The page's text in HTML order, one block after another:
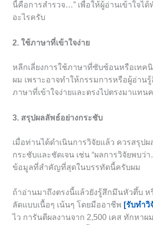
นี้คือการสำรวจ…” เพื่อให้ผู้อ่านเข้าใจไ
อะไรครับ
2. ใช้ภาษาที่เข้าใจง่าย
หลีกเลี่ยงการใช้ภาษาที่ซับซ้อนหรือเทค
ผม เพราะอาจทำให้กรรมการหรือผู้อ่านรู้
ภาษาที่เข้าใจง่ายและตรงไปตรงมาแทน
3. สรุปผลลัพธ์อย่างกระชับ
เมื่อท่านได้ดำเนินการวิจัยแล้ว ควรสรุปผ
กระชับและชัดเจน เช่น “ผลการวิจัยพบว่
ข้อมูลที่สำคัญที่สุดในบรรทัดนี้ครับผม
ถ้าอ่านมาถึงตรงนี้แล้วยังรู้สึกมึนหัวตึ้บ ห
ลัดแบบเนื้อๆ เน้นๆ โดยมืออาชีพ [รับทำวิ
ไว การันตีผลงานจาก 2,500 เคส ทักหาผ